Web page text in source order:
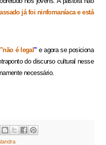
já foi ninfomaníaca e está
é legal"e agora se posiciona
do discurso cultural nesse
necessário.